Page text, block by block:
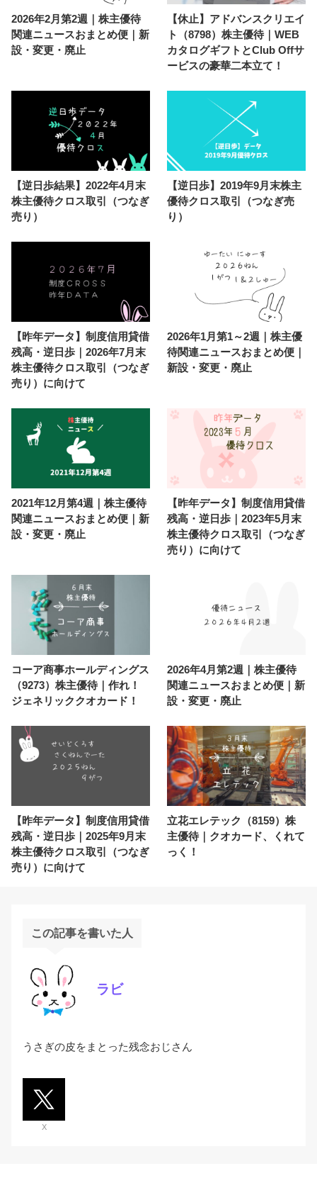
2026年2月第2週｜株主優待
関連ニュースおまとめ便｜新
設・変更・廃止
【休止】アドバンスクリエイ
ト（8798）株主優待｜WEB
カタログギフトとClub Offサ
ービスの豪華二本立て！
【逆日歩結果】2022年4月末
株主優待クロス取引（つなぎ
売り）
【逆日歩】2019年9月末株主
優待クロス取引（つなぎ売
り）
【昨年データ】制度信用貸借
残高・逆日歩｜2026年7月末
株主優待クロス取引（つなぎ
売り）に向けて
2026年1月第1～2週｜株主優
待関連ニュースおまとめ便｜
新設・変更・廃止
2021年12月第4週｜株主優待
関連ニュースおまとめ便｜新
設・変更・廃止
【昨年データ】制度信用貸借
残高・逆日歩｜2023年5月末
株主優待クロス取引（つなぎ
売り）に向けて
コーア商事ホールディングス
（9273）株主優待｜作れ！
ジェネリッククオカード！
2026年4月第2週｜株主優待
関連ニュースおまとめ便｜新
設・変更・廃止
【昨年データ】制度信用貸借
残高・逆日歩｜2025年9月末
株主優待クロス取引（つなぎ
売り）に向けて
立花エレテック（8159）株
主優待｜クオカード、くれて
っく！
この記事を書いた人
ラビ
うさぎの皮をまとった残念おじさん
X